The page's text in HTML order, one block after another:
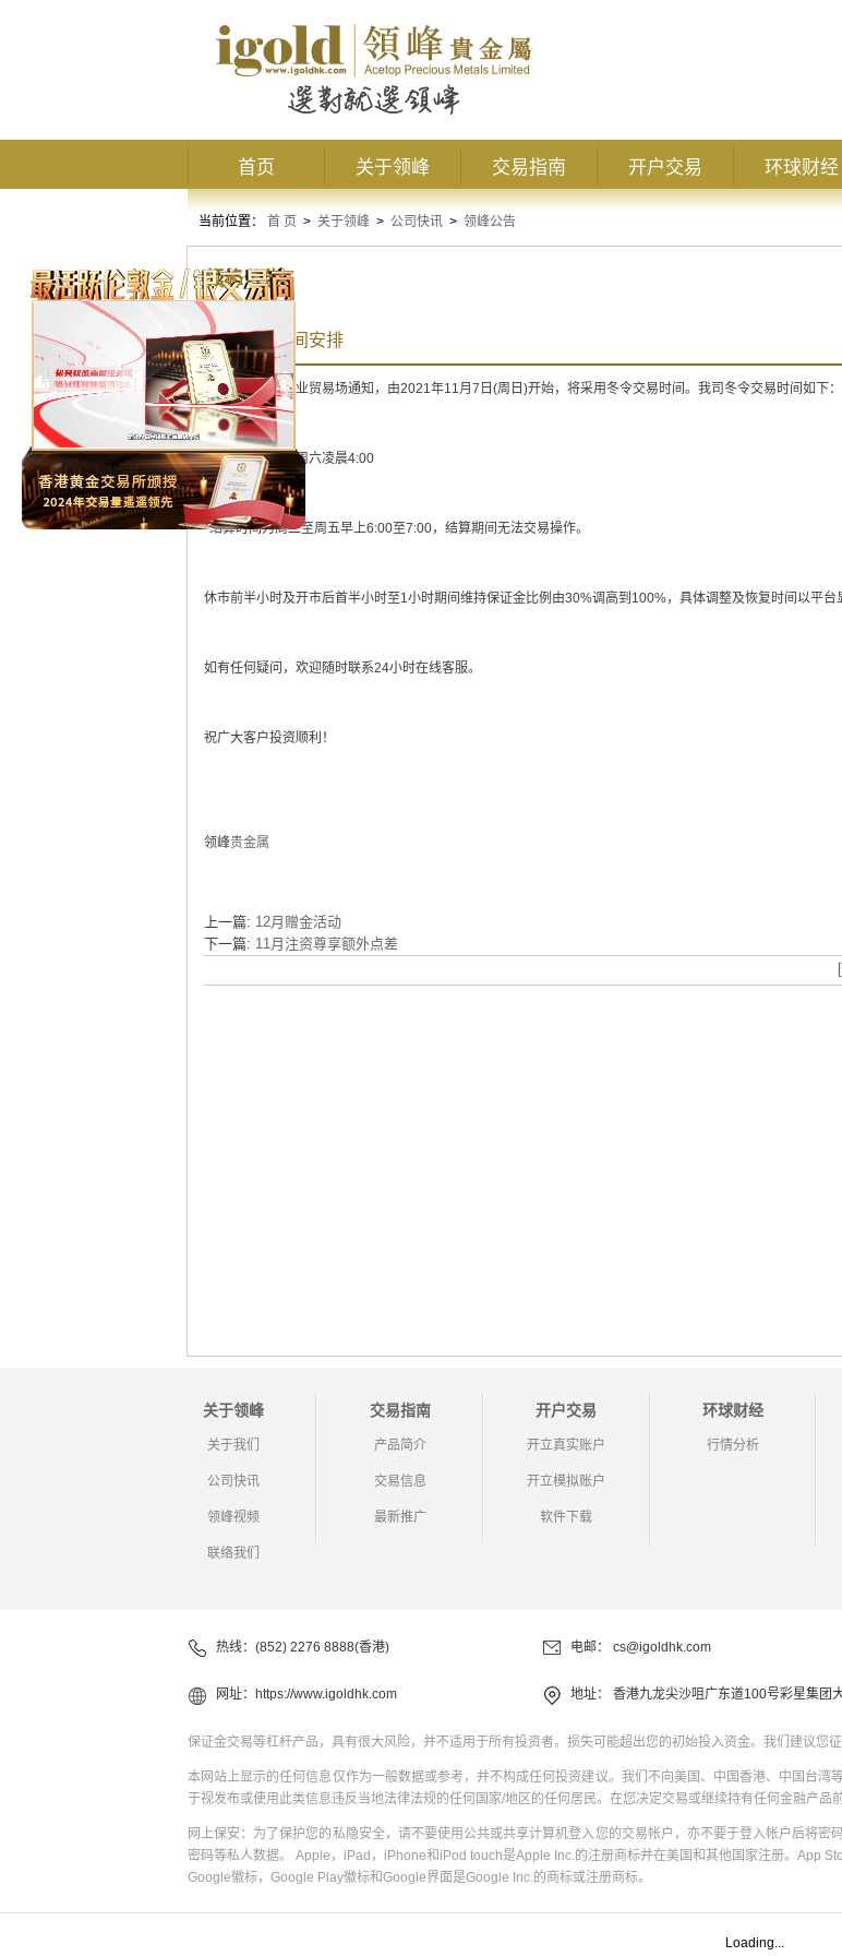
首页 关于领峰 交易指南 开户交易 环球财经
当前位置： 首 页 > 关于领峰 > 公司快讯 > 领峰公告
领峰公告
冬令交易时间安排
兹接获香港金银业贸易场通知，由2021年11月7日(周日)开始，将采用冬令交易时间。我司冬令交易时间如下：
周一早上7:01至周六凌晨4:00
*结算时间为周二至周五早上6:00至7:00，结算期间无法交易操作。
休市前半小时及开市后首半小时至1小时期间维持保证金比例由30%调高到100%，具体调整及恢复时间以平台
如有任何疑问，欢迎随时联系24小时在线客服。
祝广大客户投资顺利！
领峰贵金属
上一篇: 12月赠金活动
下一篇: 11月注资尊享额外点差
关于领峰
关于我们
公司快讯
领峰视频
联络我们
交易指南
产品简介
交易信息
最新推广
开户交易
开立真实账户
开立模拟账户
软件下载
环球财经
行情分析
热线：(852) 2276 8888(香港) 电邮： cs@igoldhk.com
网址： https://www.igoldhk.com 地址： 香港九龙尖沙咀广东道100号彩星集团
保证金交易等杠杆产品，具有很大风险，并不适用于所有投资者。损失可能超出您的初始投入资金。我们建议您
本网站上显示的任何信息仅作为一般数据或参考，并不构成任何投资建议。我们不向美国、中国香港、中国台
于视发布或使用此类信息违反当地法律法规的任何国家/地区的任何居民。在您决定交易或继续持有任何金融产品
网上保安：为了保护您的私隐安全，请不要使用公共或共享计算机登入您的交易帐户，亦不要于登入帐户后将
密码等私人数据。 Apple，iPad，iPhone和iPod touch是Apple Inc.的注册商标并在美国和其他国家注册。App
Google徽标，Google Play徽标和Google界面是Google Inc.的商标或注册商标。
Loading...